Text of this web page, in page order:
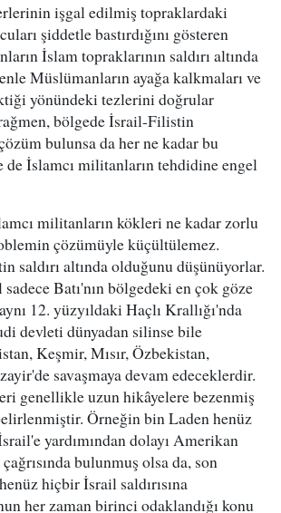
işgal edilmiş topraklardaki
şiddetle bastırdığını gösteren
İslam topraklarının saldırı altında
Müslümanların ayağa kalkmaları ve
yönündeki tezlerini doğrular
bölgede İsrail-Filistin
bulunsa da her ne kadar bu
İslamcı militanların tehdidine engel
militanların kökleri ne kadar zorlu
çözümüyle küçültülemez.
saldırı altında olduğunu düşünüyorlar.
Batı'nın bölgedeki en çok göze
12. yüzyıldaki Haçlı Krallığı'nda
devleti dünyadan silinse bile
Keşmir, Mısır, Özbekistan,
savaşmaya devam edeceklerdir.
genellikle uzun hikâyelere bezenmiş
Örneğin bin Laden henüz
yardımından dolayı Amerikan
bulunmuş olsa da, son
hiçbir İsrail saldırısına
her zaman birinci odaklandığı konu